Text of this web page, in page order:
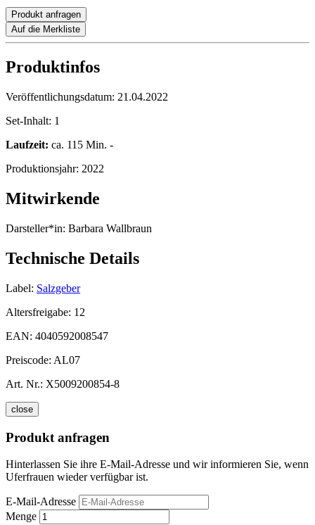
Produkt anfragen
Auf die Merkliste
Produktinfos
Veröffentlichungsdatum: 21.04.2022
Set-Inhalt: 1
Laufzeit: ca. 115 Min. -
Produktionsjahr: 2022
Mitwirkende
Darsteller*in: Barbara Wallbraun
Technische Details
Label: Salzgeber
Altersfreigabe: 12
EAN: 4040592008547
Preiscode: AL07
Art. Nr.: X5009200854-8
close
Produkt anfragen
Hinterlassen Sie ihre E-Mail-Adresse und wir informieren Sie, wenn
Uferfrauen wieder verfügbar ist.
E-Mail-Adresse
Menge